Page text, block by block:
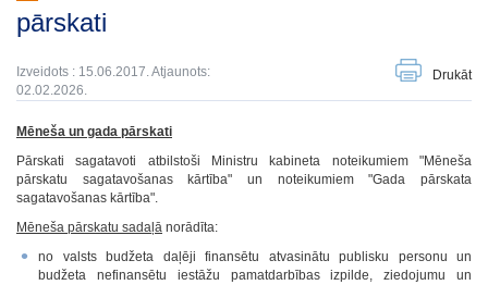
pārskati
Izveidots : 15.06.2017. Atjaunots:
02.02.2026.
Drukāt
Mēneša un gada pārskati
Pārskati sagatavoti atbilstoši Ministru kabineta noteikumiem "Mēneša
pārskatu sagatavošanas kārtība" un noteikumiem "Gada pārskata
sagatavošanas kārtība".
Mēneša pārskatu sadaļā norādīta:
no valsts budžeta daļēji finansētu atvasinātu publisku personu un
budžeta nefinansētu iestāžu pamatdarbības izpilde, ziedojumu un